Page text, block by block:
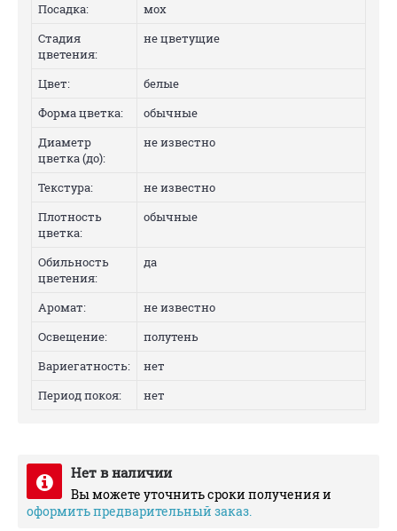
Посадка:
мох
Стадия
цветения:
не цветущие
Цвет:
белые
Форма цветка:
обычные
Диаметр
цветка (до):
не известно
Текстура:
не известно
Плотность
цветка:
обычные
Обильность
цветения:
да
Аромат:
не известно
Освещение:
полутень
Вариегатность:
нет
Период покоя:
нет
Нет в наличии
Вы можете уточнить сроки получения и
оформить предварительный заказ.